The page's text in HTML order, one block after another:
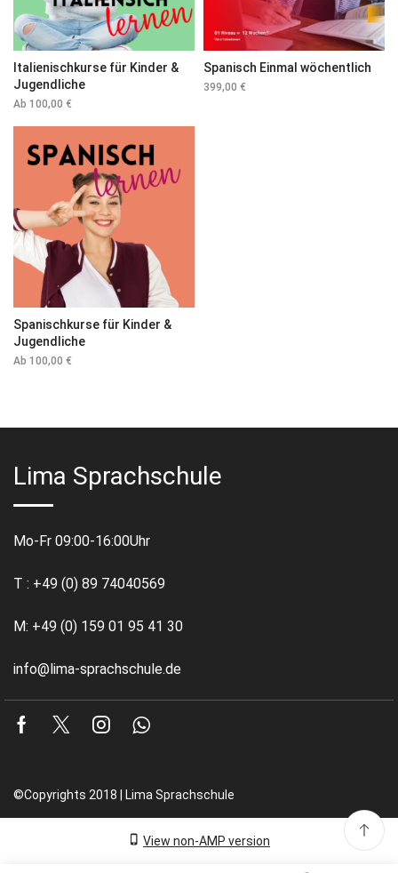
Italienischkurse für Kinder &
Jugendliche
Ab 100,00 €
Spanisch Einmal wöchentlich
399,00 €
Spanischkurse für Kinder &
Jugendliche
Ab 100,00 €
Lima Sprachschule
Mo-Fr 09:00-16:00Uhr
T : +49 (0) 89 74040569
M: +49 (0) 159 01 95 41 30
info@lima-sprachschule.de
Facebook
TwitterInstagram
©Copyrights 2018 | Lima Sprachschule
View non-AMP version